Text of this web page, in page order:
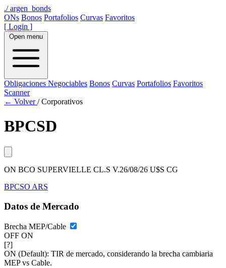
./argen_bonds
ONs Bonos Portafolios Curvas Favoritos
[ Login ]
Open menu
Obligaciones Negociables Bonos Curvas Portafolios Favoritos
Scanner
← Volver/ Corporativos
BPCSD
ON BCO SUPERVIELLE CL.S V.26/08/26 U$S CG
BPCSO ARS
Datos de Mercado
Brecha MEP/Cable
OFF ON
[?]
ON (Default): TIR de mercado, considerando la brecha cambiaria
MEP vs Cable.